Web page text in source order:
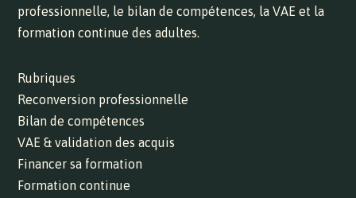
professionnelle, le bilan de compétences, la VAE et la
formation continue des adultes.
Rubriques
Reconversion professionnelle
Bilan de compétences
VAE & validation des acquis
Financer sa formation
Formation continue